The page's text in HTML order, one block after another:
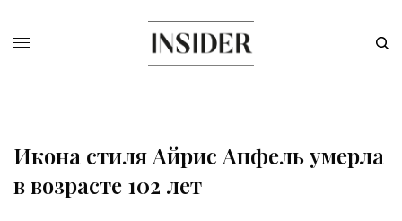
Икона стиля Айрис Апфель умерла
в возрасте 102 лет